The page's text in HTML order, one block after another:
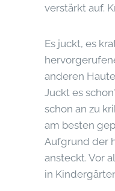
verstärkt auf.
Es juckt, es
anderen
Juckt es
schon an zu
am besten
Aufgrund der
ansteckt. Vor
in